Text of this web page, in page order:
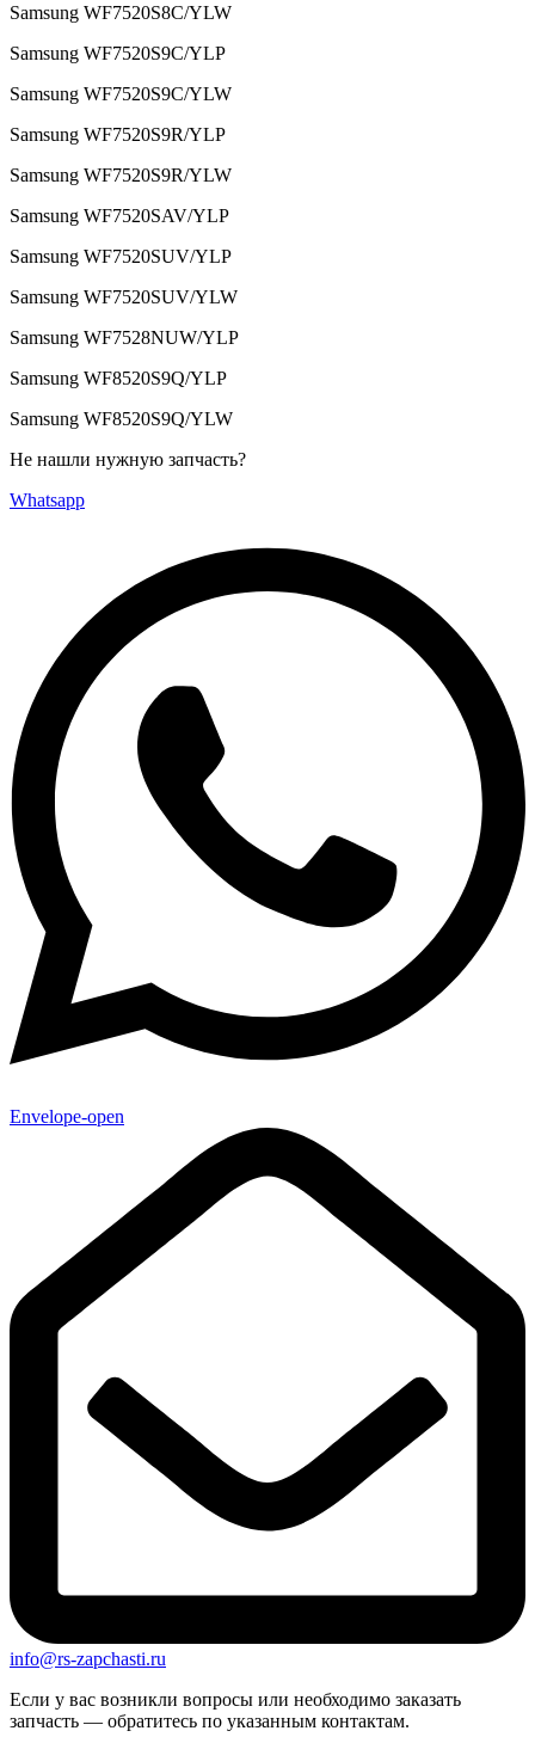
Samsung WF7520S8C/YLW
Samsung WF7520S9C/YLP
Samsung WF7520S9C/YLW
Samsung WF7520S9R/YLP
Samsung WF7520S9R/YLW
Samsung WF7520SAV/YLP
Samsung WF7520SUV/YLP
Samsung WF7520SUV/YLW
Samsung WF7528NUW/YLP
Samsung WF8520S9Q/YLP
Samsung WF8520S9Q/YLW
Не нашли нужную запчасть?
Whatsapp
Envelope-open
info@rs-zapchasti.ru
Если у вас возникли вопросы или необходимо заказать
запчасть — обратитесь по указанным контактам.